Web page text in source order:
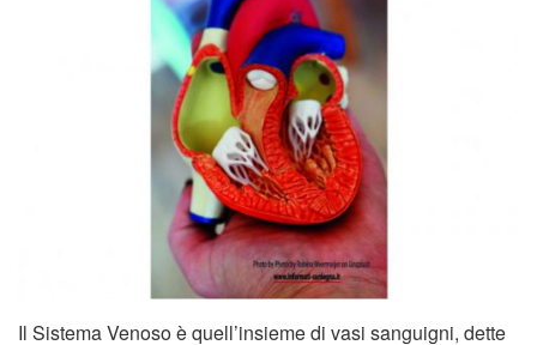
Il Sistema Venoso è quell’insieme di vasi sanguigni, dette